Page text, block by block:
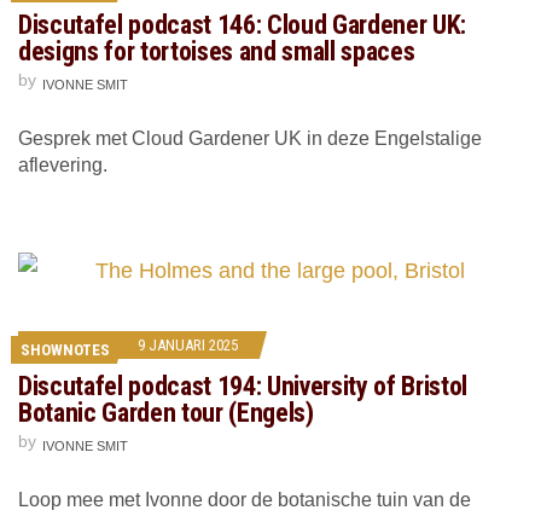
Discutafel podcast 146: Cloud Gardener UK:
designs for tortoises and small spaces
by IVONNE SMIT
Gesprek met Cloud Gardener UK in deze Engelstalige
aflevering.
SHOWNOTES 9 JANUARI 2025
Discutafel podcast 194: University of Bristol
Botanic Garden tour (Engels)
by IVONNE SMIT
Loop mee met Ivonne door de botanische tuin van de